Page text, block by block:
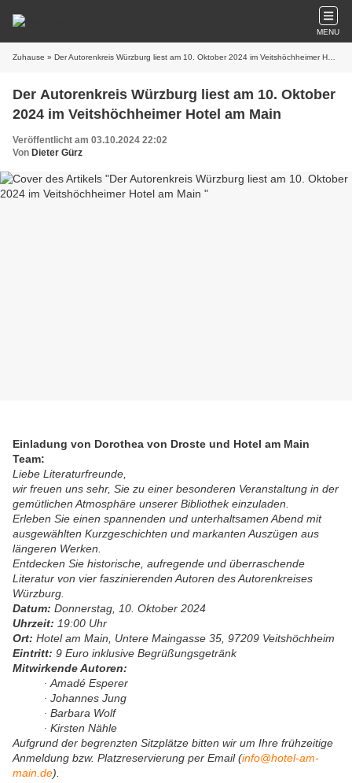
MENU
Zuhause » Der Autorenkreis Würzburg liest am 10. Oktober 2024 im Veitshöchheimer Hotel am Main
Der Autorenkreis Würzburg liest am 10. Oktober
2024 im Veitshöchheimer Hotel am Main
Veröffentlicht am 03.10.2024 22:02
Von Dieter Gürz
Einladung von Dorothea von Droste und Hotel am Main
Team:
Liebe Literaturfreunde,
wir freuen uns sehr, Sie zu einer besonderen Veranstaltung in der
gemütlichen Atmosphäre unserer Bibliothek einzuladen.
Erleben Sie einen spannenden und unterhaltsamen Abend mit
ausgewählten Kurzgeschichten und markanten Auszügen aus
längeren Werken.
Entdecken Sie historische, aufregende und überraschende
Literatur von vier faszinierenden Autoren des Autorenkreises
Würzburg.
Datum: Donnerstag, 10. Oktober 2024
Uhrzeit: 19:00 Uhr
Ort: Hotel am Main, Untere Maingasse 35, 97209 Veitshöchheim
Eintritt: 9 Euro inklusive Begrüßungsgetränk
Mitwirkende Autoren:
·Amadé Esperer
· Johannes Jung
· Barbara Wolf
· Kirsten Nähle
Aufgrund der begrenzten Sitzplätze bitten wir um Ihre frühzeitige
Anmeldung bzw. Platzreservierung per Email (info@hotel-am-
main.de).